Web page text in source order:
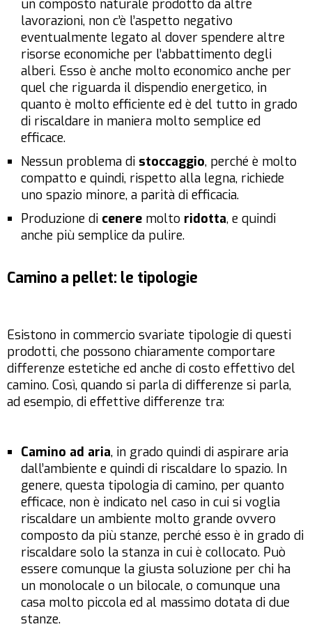
un composto naturale prodotto da altre
lavorazioni, non c’è l’aspetto negativo
eventualmente legato al dover spendere altre
risorse economiche per l’abbattimento degli
alberi. Esso è anche molto economico anche per
quel che riguarda il dispendio energetico, in
quanto è molto efficiente ed è del tutto in grado
di riscaldare in maniera molto semplice ed
efficace.
Nessun problema di stoccaggio, perché è molto
compatto e quindi, rispetto alla legna, richiede
uno spazio minore, a parità di efficacia.
Produzione di cenere molto ridotta, e quindi
anche più semplice da pulire.
Camino a pellet: le tipologie
Esistono in commercio svariate tipologie di questi
prodotti, che possono chiaramente comportare
differenze estetiche ed anche di costo effettivo del
camino. Così, quando si parla di differenze si parla,
ad esempio, di effettive differenze tra:
Camino ad aria, in grado quindi di aspirare aria
dall’ambiente e quindi di riscaldare lo spazio. In
genere, questa tipologia di camino, per quanto
efficace, non è indicato nel caso in cui si voglia
riscaldare un ambiente molto grande ovvero
composto da più stanze, perché esso è in grado di
riscaldare solo la stanza in cui è collocato. Può
essere comunque la giusta soluzione per chi ha
un monolocale o un bilocale, o comunque una
casa molto piccola ed al massimo dotata di due
stanze.